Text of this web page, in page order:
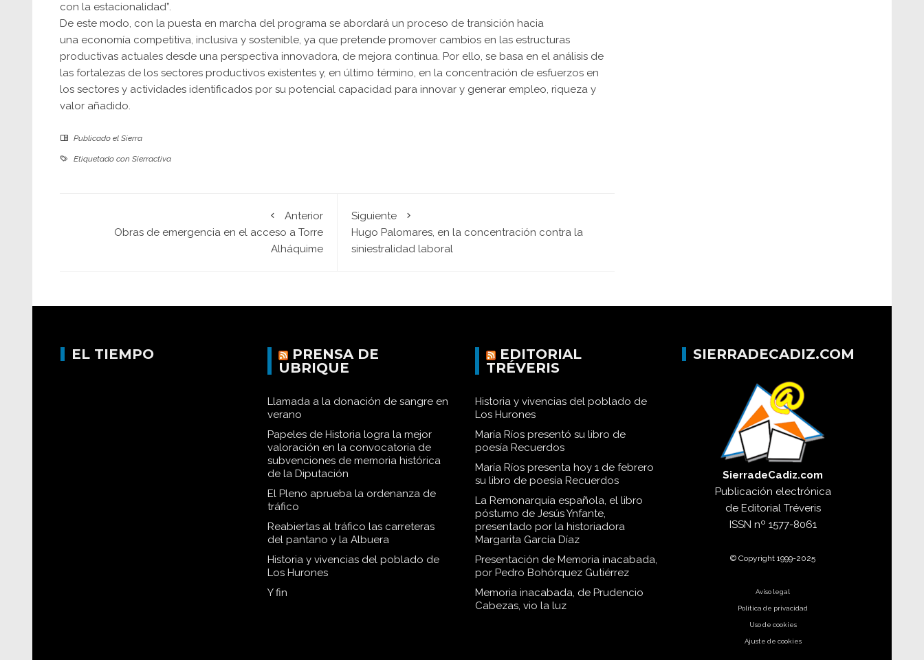
con la estacionalidad”.
De este modo, con la puesta en marcha del programa se abordará un proceso de transición hacia
una economía competitiva, inclusiva y sostenible, ya que pretende promover cambios en las estructuras
productivas actuales desde una perspectiva innovadora, de mejora continua. Por ello, se basa en el análisis de
las fortalezas de los sectores productivos existentes y, en último término, en la concentración de esfuerzos en
los sectores y actividades identificados por su potencial capacidad para innovar y generar empleo, riqueza y
valor añadido.
Publicado el Sierra
Etiquetado con Sierractiva
Anterior
Obras de emergencia en el acceso a Torre
Alháquime
Siguiente
Hugo Palomares, en la concentración contra la
siniestralidad laboral
EL TIEMPO
PRENSA DE
UBRIQUE
Llamada a la donación de sangre en
verano
Papeles de Historia logra la mejor
valoración en la convocatoria de
subvenciones de memoria histórica
de la Diputación
El Pleno aprueba la ordenanza de
tráfico
Reabiertas al tráfico las carreteras
del pantano y la Albuera
Historia y vivencias del poblado de
Los Hurones
Y fin
EDITORIAL
TRÉVERIS
Historia y vivencias del poblado de
Los Hurones
María Ríos presentó su libro de
poesía Recuerdos
María Ríos presenta hoy 1 de febrero
su libro de poesía Recuerdos
La Remonarquía española, el libro
póstumo de Jesús Ynfante,
presentado por la historiadora
Margarita García Díaz
Presentación de Memoria inacabada,
por Pedro Bohórquez Gutiérrez
Memoria inacabada, de Prudencio
Cabezas, vio la luz
SIERRADECADIZ.COM
SierradeCadiz.com
Publicación electrónica
de Editorial Tréveris
ISSN nº 1577-8061
© Copyright 1999-2025
Aviso legal
Política de privacidad
Uso de cookies
Ajuste de cookies